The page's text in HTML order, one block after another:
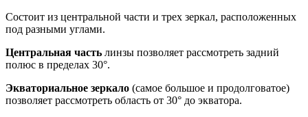
Состоит из центральной части и трех зеркал, расположенных
под разными углами.
Центральная часть линзы позволяет рассмотреть задний
полюс в пределах 30°.
Экваториальное зеркало (самое большое и продолговатое)
позволяет рассмотреть область от 30° до экватора.